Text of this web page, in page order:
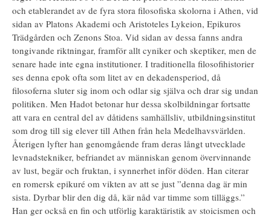
och etablerandet av de fyra stora filosofiska skolorna i Athen, vid
sidan av Platons Akademi och Aristoteles Lykeion, Epikuros
Trädgården och Zenons Stoa. Vid sidan av dessa fanns andra
tongivande riktningar, framför allt cyniker och skeptiker, men de
senare hade inte egna institutioner. I traditionella filosofihistorier
ses denna epok ofta som litet av en dekadensperiod, då
filosoferna sluter sig inom och odlar sig själva och drar sig undan
politiken. Men Hadot betonar hur dessa skolbildningar fortsatte
att vara en central del av dåtidens samhällsliv, utbildningsinstitut
som drog till sig elever till Athen från hela Medelhavsvärlden.
Återigen lyfter han genomgående fram deras långt utvecklade
levnadstekniker, befriandet av människan genom övervinnande
av lust, begär och fruktan, i synnerhet inför döden. Han citerar
en romersk epikuré om vikten av att se just ”denna dag är min
sista. Dyrbar blir den dig då, kär nåd var timme som tilläggs.”
Han ger också en fin och utförlig karaktäristik av stoicismen och